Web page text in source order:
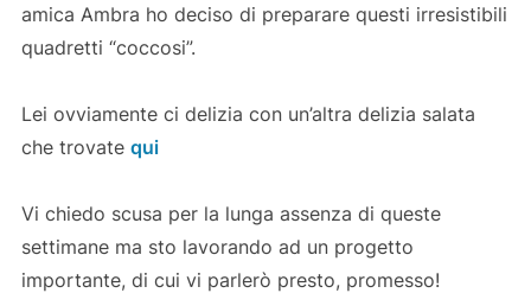
amica Ambra ho deciso di preparare questi irresistibili
quadretti “coccosi”.
Lei ovviamente ci delizia con un’altra delizia salata
che trovate qui
Vi chiedo scusa per la lunga assenza di queste
settimane ma sto lavorando ad un progetto
importante, di cui vi parlerò presto, promesso!